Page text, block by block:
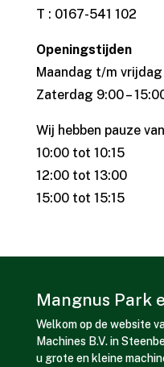
T : 0167-541 102
Openingstijden
Maandag t/m vrijdag
Zaterdag 9:00 –
Wij hebben pauze
10:00 tot 10:15
12:00 tot 13:00
15:00 tot 15:15
Mangnus Park
Welkom op de website
Machines B.V. in
u grote en kleine